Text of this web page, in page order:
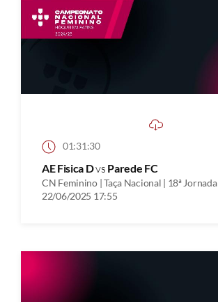
01:31:30
AE Fisica Dvs Parede FC
CN Feminino | Taça Nacional | 18ª Jornada
22/06/2025 17:55